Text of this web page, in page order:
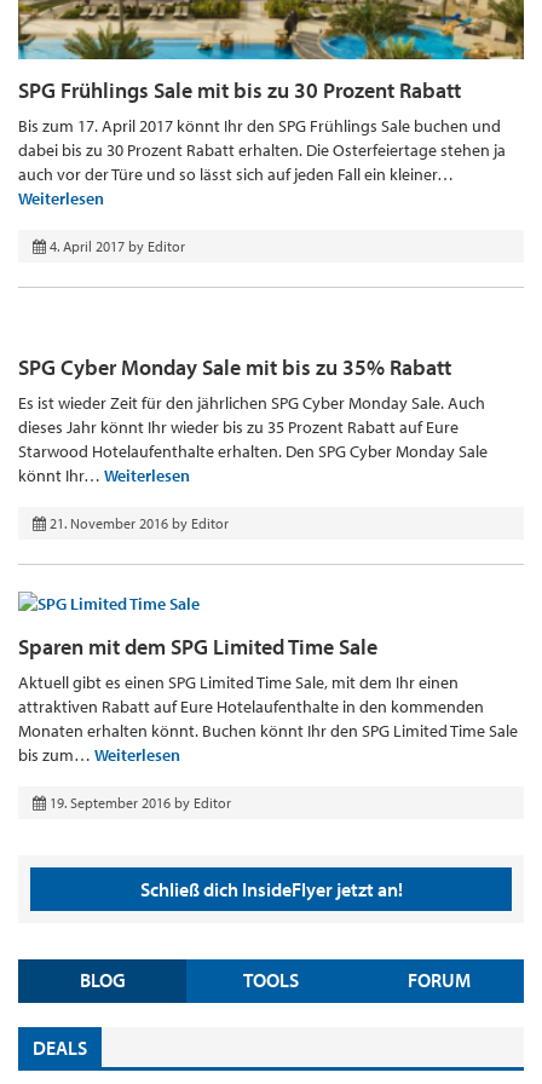
SPG Frühlings Sale mit bis zu 30 Prozent Rabatt
Bis zum 17. April 2017 könnt Ihr den SPG Frühlings Sale buchen und
dabei bis zu 30 Prozent Rabatt erhalten. Die Osterfeiertage stehen ja
auch vor der Türe und so lässt sich auf jeden Fall ein kleiner…
Weiterlesen
4. April 2017 by Editor
SPG Cyber Monday Sale mit bis zu 35% Rabatt
Es ist wieder Zeit für den jährlichen SPG Cyber Monday Sale. Auch
dieses Jahr könnt Ihr wieder bis zu 35 Prozent Rabatt auf Eure
Starwood Hotelaufenthalte erhalten. Den SPG Cyber Monday Sale
könnt Ihr… Weiterlesen
21. November 2016 by Editor
Sparen mit dem SPG Limited Time Sale
Aktuell gibt es einen SPG Limited Time Sale, mit dem Ihr einen
attraktiven Rabatt auf Eure Hotelaufenthalte in den kommenden
Monaten erhalten könnt. Buchen könnt Ihr den SPG Limited Time Sale
bis zum… Weiterlesen
19. September 2016 by Editor
Schließ dich InsideFlyer jetzt an!
BLOG TOOLS FORUM
DEALS